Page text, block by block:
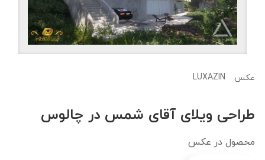
عکس LUXAZIN
طراحی ویلای آقای شمس در چالوس
محصول در عکس